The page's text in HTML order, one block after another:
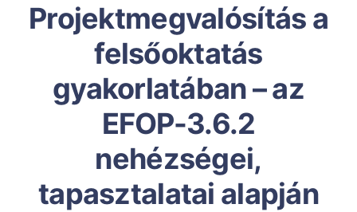
Projektmegvalósítás a
felsőoktatás
gyakorlatában – az
EFOP-3.6.2
nehézségei,
tapasztalatai alapján